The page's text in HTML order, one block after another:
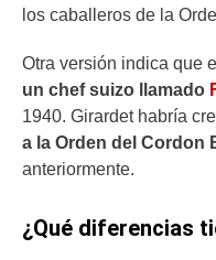
los caballeros de la
Otra versión indica que el
un chef suizo llamado
1940. Girardet habría
a la Orden del Cordon
anteriormente.
¿Qué diferencias